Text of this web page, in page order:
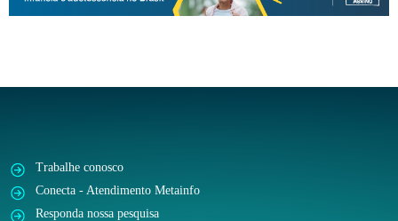
Trabalhe conosco
Conecta - Atendimento Metainfo
Responda nossa pesquisa